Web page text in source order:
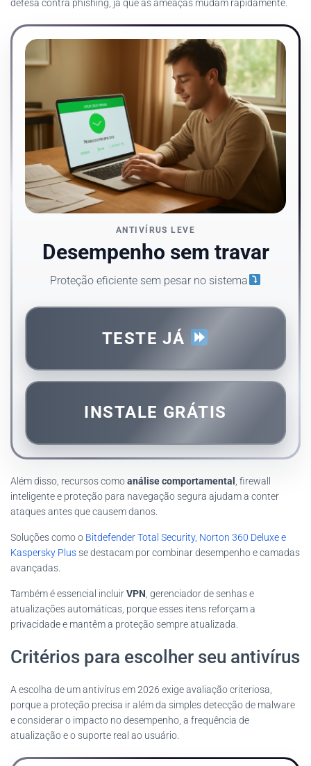
defesa contra phishing, já que as ameaças mudam rapidamente.
ANTIVÍRUS LEVE
Desempenho sem travar
Proteção eficiente sem pesar no sistema
TESTE JÁ
INSTALE GRÁTIS
Além disso, recursos comoanálise comportamental
, firewall
inteligente e proteção para navegação segura ajudam a conter
ataques antes que causem danos.
Soluções como o Bitdefender Total Security, Norton 360 Deluxe e
Kaspersky Plusse destacam por combinar desempenho e camadas
avançadas.
Também é essencial incluirVPN , gerenciador de senhas e
atualizações automáticas, porque esses itens reforçam a
privacidade e mantêm a proteção sempre atualizada.
Critérios para escolher seu antivírus
A escolha de um antivírus em 2026 exige avaliação criteriosa,
porque a proteção precisa ir além da simples detecção de malware
e considerar o impacto no desempenho, a frequência de
atualização e o suporte real ao usuário.